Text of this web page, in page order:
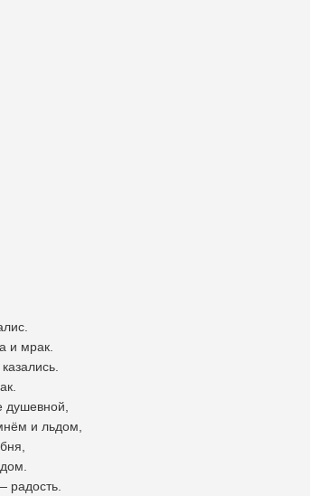
и мрак.
душевной,
и льдом,
радость.